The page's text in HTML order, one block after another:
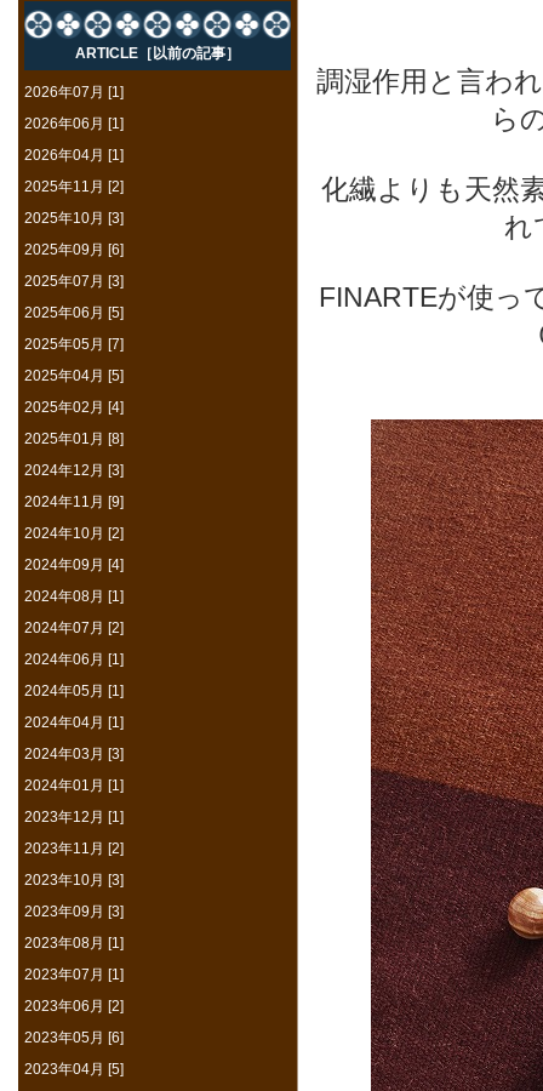
調湿作用と言わ
ら
化繊よりも天然
れ
FINARTEが使っ
ARTICLE［以前の記事］
2026年07月 [1]
2026年06月 [1]
2026年04月 [1]
2025年11月 [2]
2025年10月 [3]
2025年09月 [6]
2025年07月 [3]
2025年06月 [5]
2025年05月 [7]
2025年04月 [5]
2025年02月 [4]
2025年01月 [8]
2024年12月 [3]
2024年11月 [9]
2024年10月 [2]
2024年09月 [4]
2024年08月 [1]
2024年07月 [2]
2024年06月 [1]
2024年05月 [1]
2024年04月 [1]
2024年03月 [3]
2024年01月 [1]
2023年12月 [1]
2023年11月 [2]
2023年10月 [3]
2023年09月 [3]
2023年08月 [1]
2023年07月 [1]
2023年06月 [2]
2023年05月 [6]
2023年04月 [5]